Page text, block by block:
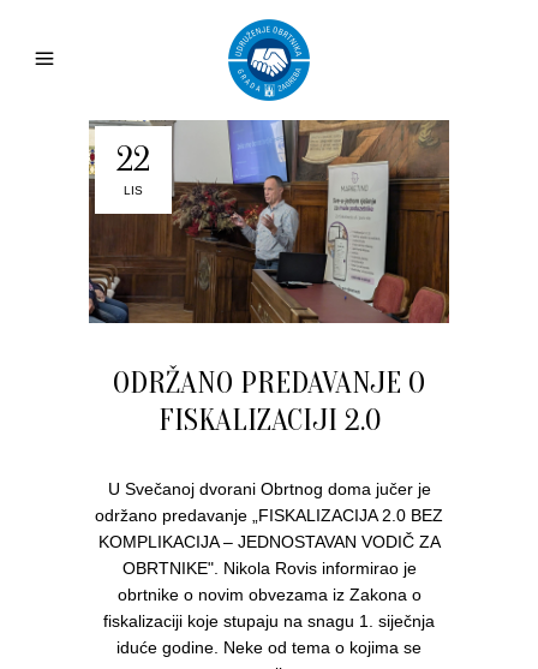
22
LIS
ODRŽANO PREDAVANJE O
FISKALIZACIJI 2.0
U Svečanoj dvorani Obrtnog doma jučer je
održano predavanje „FISKALIZACIJA 2.0 BEZ
KOMPLIKACIJA – JEDNOSTAVAN VODIČ ZA
OBRTNIKE". Nikola Rovis informirao je
obrtnike o novim obvezama iz Zakona o
fiskalizaciji koje stupaju na snagu 1. siječnja
iduće godine. Neke od tema o kojima se